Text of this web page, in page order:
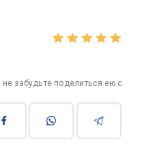
забудьте поделиться ею с